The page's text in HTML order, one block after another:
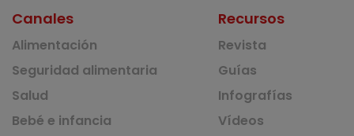
Canales
Alimentación
Seguridad alimentaria
Salud
Bebé e infancia
Recursos
Revista
Guías
Infografías
Vídeos